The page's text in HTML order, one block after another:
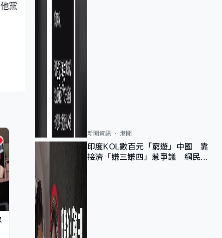
黨
新聞資訊 港聞
印度KOL數百元「窮遊」中國 靠
接濟「嫌三嫌四」惹爭議 網民：